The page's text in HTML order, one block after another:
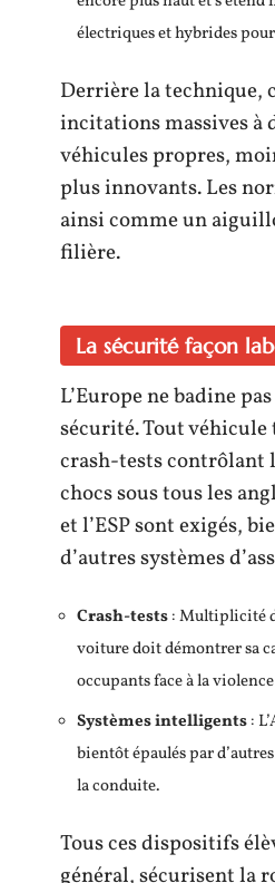
électriques et hybrides
Derrière la technique,
incitations massives à
véhicules propres,
plus innovants. Les
ainsi comme un
filière.
La sécurité façon
L’Europe ne badine
sécurité. Tout véhicule
crash-tests contrôlant
chocs sous tous les
et l’ESP sont exigés,
d’autres systèmes
Crash-tests: Multiplicité
voiture doit démontrer sa
occupants face à la
Systèmes intelligents:
bientôt épaulés par
la conduite.
Tous ces dispositifs
général, sécurisent la